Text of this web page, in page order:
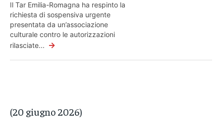
Il Tar Emilia-Romagna ha respinto la
richiesta di sospensiva urgente
presentata da un’associazione
culturale contro le autorizzazioni
rilasciate... →
(20 giugno 2026)